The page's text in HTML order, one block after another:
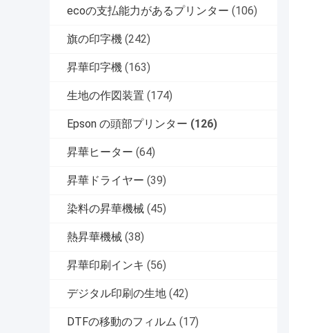
ecoの支払能力があるプリンター (106)
旗の印字機 (242)
昇華印字機 (163)
生地の作図装置 (174)
Epson の頭部プリンター (126)
昇華ヒーター (64)
昇華ドライヤー (39)
染料の昇華機械 (45)
熱昇華機械 (38)
昇華印刷インキ (56)
デジタル印刷の生地 (42)
DTFの移動のフィルム (17)